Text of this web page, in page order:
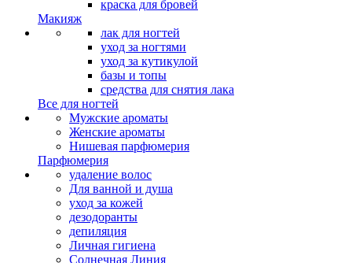
краска для бровей
Макияж
лак для ногтей
уход за ногтями
уход за кутикулой
базы и топы
средства для снятия лака
Все для ногтей
Мужские ароматы
Женские ароматы
Нишевая парфюмерия
Парфюмерия
удаление волос
Для ванной и душа
уход за кожей
дезодоранты
депиляция
Личная гигиена
Солнечная Линия